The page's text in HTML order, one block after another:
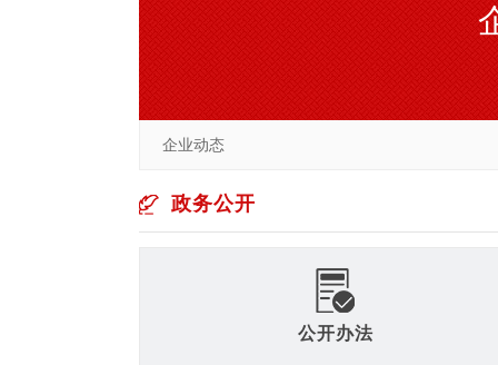
企业动态
政务公开
公开办法